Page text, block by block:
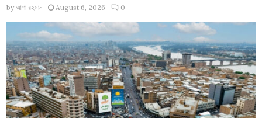
by আশা রহমান August 6, 2026 0